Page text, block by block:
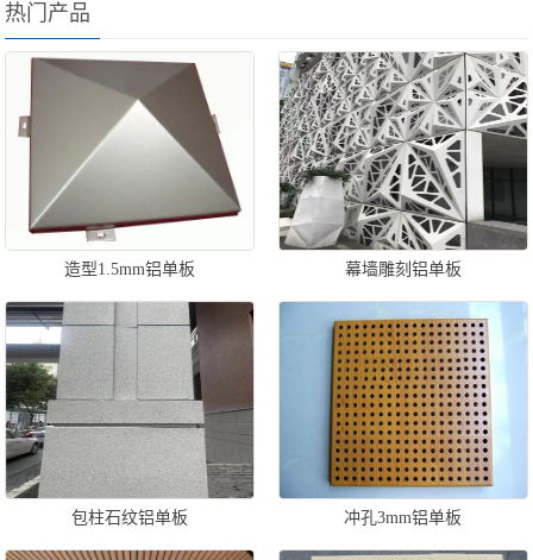
热门产品
造型1.5mm铝单板 幕墙雕刻铝单板
包柱石纹铝单板 冲孔3mm铝单板